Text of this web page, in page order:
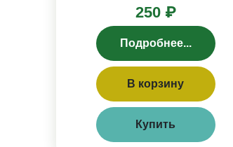
250 ₽
Подробнее...
В корзину
Купить